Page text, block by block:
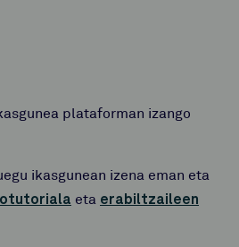
plataforman izango
ikasgunean izena eman eta
eta erabiltzaileen